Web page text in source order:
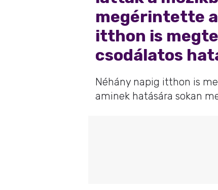
megérintette
itthon is
csodálatos
Néhány napig itthon is
aminek hatására sokan